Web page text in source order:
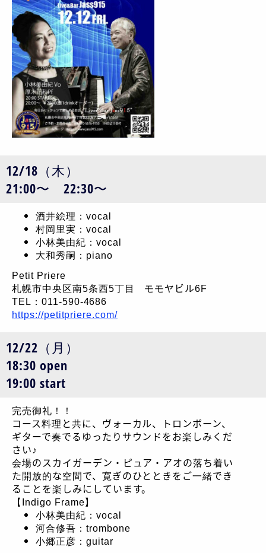
12/18（木）
21:00〜 22:30〜
酒井絵理：vocal
村岡里実：vocal
小林美由紀：vocal
大和秀嗣：piano
Petit Priere
札幌市中央区南5条西5丁目 モモヤビル6F
TEL：011-590-4686
https://petitpriere.com/
12/22（月）
18:30 open
19:00 start
完売御礼！！
コース料理と共に、ヴォーカル、トロンボーン、
ギターで奏でるゆったりサウンドをお楽しみくだ
さい♪
会場のスカイガーデン・ピュア・アオの落ち着い
た開放的な空間で、寛ぎのひとときをご一緒でき
ることを楽しみにしています。
【Indigo Frame】
小林美由紀：vocal
河合修吾：trombone
小郷正彦：guitar